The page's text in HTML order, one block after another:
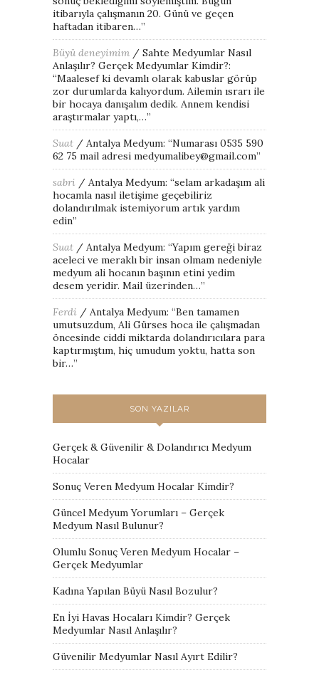
itibarıyla çalışmanın 20. Günü ve geçen
haftadan itibaren…”
Büyü deneyimim / Sahte Medyumlar Nasıl
Anlaşılır? Gerçek Medyumlar Kimdir?:
“Maalesef ki devamlı olarak kabuslar görüp
zor durumlarda kalıyordum. Ailemin ısrarı ile
bir hocaya danışalım dedik. Annem kendisi
araştırmalar yaptı,…”
Suat / Antalya Medyum: “Numarası 0535 590
62 75 mail adresi medyumalibey@gmail.com”
sabri / Antalya Medyum: “selam arkadaşım ali
hocamla nasıl iletişime geçebiliriz
dolandırılmak istemiyorum artık yardım
edin”
Suat / Antalya Medyum: “Yapım gereği biraz
aceleci ve meraklı bir insan olmam nedeniyle
medyum ali hocanın başının etini yedim
desem yeridir. Mail üzerinden…”
Ferdi / Antalya Medyum: “Ben tamamen
umutsuzdum, Ali Gürses hoca ile çalışmadan
öncesinde ciddi miktarda dolandırıcılara para
kaptırmıştım, hiç umudum yoktu, hatta son
bir…”
SON YAZILAR
Gerçek & Güvenilir & Dolandırıcı Medyum
Hocalar
Sonuç Veren Medyum Hocalar Kimdir?
Güncel Medyum Yorumları – Gerçek
Medyum Nasıl Bulunur?
Olumlu Sonuç Veren Medyum Hocalar –
Gerçek Medyumlar
Kadına Yapılan Büyü Nasıl Bozulur?
En İyi Havas Hocaları Kimdir? Gerçek
Medyumlar Nasıl Anlaşılır?
Güvenilir Medyumlar Nasıl Ayırt Edilir?